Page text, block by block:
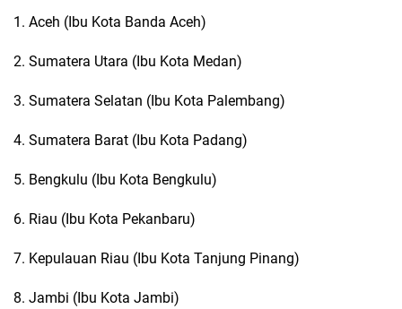
1. Aceh (Ibu Kota Banda Aceh)
2. Sumatera Utara (Ibu Kota Medan)
3. Sumatera Selatan (Ibu Kota Palembang)
4. Sumatera Barat (Ibu Kota Padang)
5. Bengkulu (Ibu Kota Bengkulu)
6. Riau (Ibu Kota Pekanbaru)
7. Kepulauan Riau (Ibu Kota Tanjung Pinang)
8. Jambi (Ibu Kota Jambi)